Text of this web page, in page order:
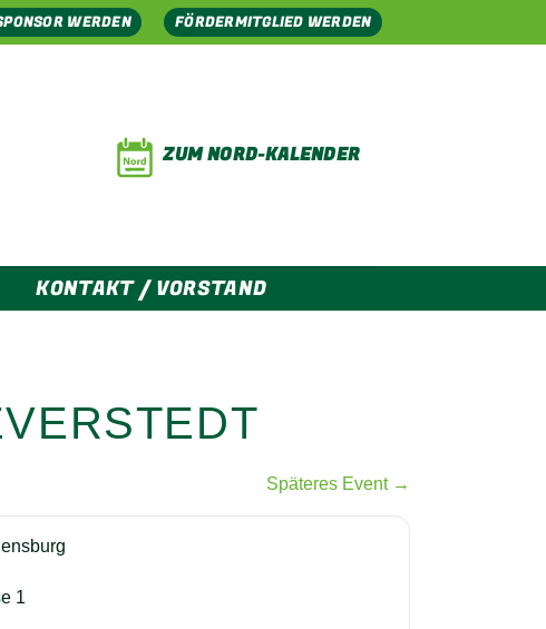
WERDEN FÖRDERMITGLIED WERDEN
ZUM NORD-KALENDER
KONTAKT / VORSTAND
Späteres Event →
1